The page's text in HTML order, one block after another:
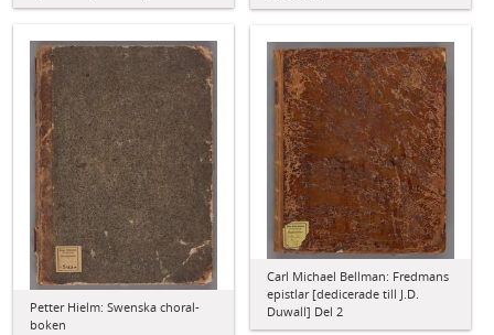
Petter Hielm: Swenska choral-
boken
Carl Michael Bellman: Fredmans
epistlar [dedicerade till J.D.
Duwall] Del 2